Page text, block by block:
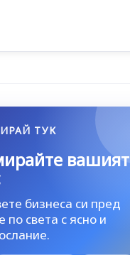
ТУК
вашият
бизнеса си пред
по света с ясно и